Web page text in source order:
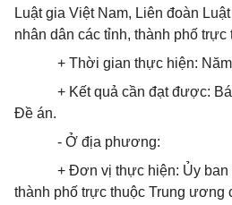
Luật gia Việt Nam, Liên đoàn
nhân dân các tỉnh, thành phố
+ Thời gian thực hiện: N
+ Kết quả cần đạt được:
Đề án.
- Ở địa phương:
+ Đơn vị thực hiện: Ủy ban
thành phố trực thuộc Trung ương